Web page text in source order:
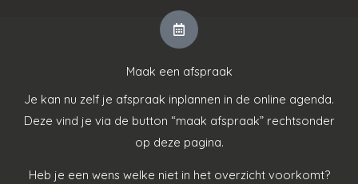
Maak een afspraak
Je kan nu zelf je afspraak inplannen in de online agenda.
Deze vind je via de button “maak afspraak” rechtsonder
op deze pagina.
Heb je een wens welke niet in het overzicht voorkomt?